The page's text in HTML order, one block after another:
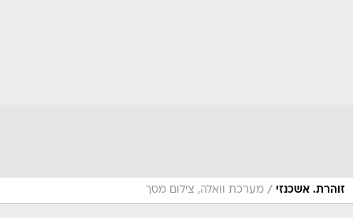
זוהרת. אשכנזי / מערכת וואלה, צילום מסך